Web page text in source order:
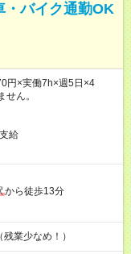
バイク通勤OK
円×実働7h×週5日×4
ん。
給
から徒歩13分
業少なめ！）